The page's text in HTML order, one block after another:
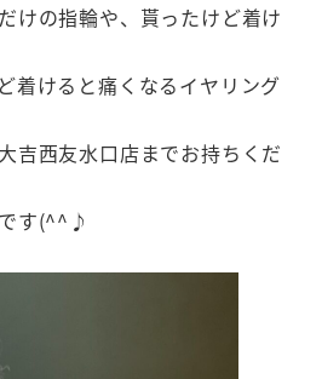
けの指輪や、貰ったけど着け
着けると痛くなるイヤリング
吉西友水口店までお持ちくだ
す(^^♪